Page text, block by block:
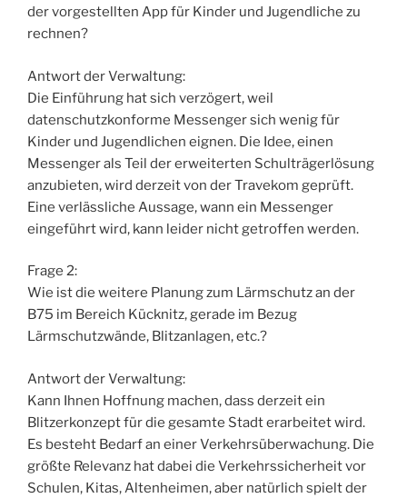
der vorgestellten App für Kinder und Jugendliche zu
rechnen?
Antwort der Verwaltung:
Die Einführung hat sich verzögert, weil
datenschutzkonforme Messenger sich wenig für
Kinder und Jugendlichen eignen. Die Idee, einen
Messenger als Teil der erweiterten Schulträgerlösung
anzubieten, wird derzeit von der Travekom geprüft.
Eine verlässliche Aussage, wann ein Messenger
eingeführt wird, kann leider nicht getroffen werden.
Frage 2:
Wie ist die weitere Planung zum Lärmschutz an der
B75 im Bereich Kücknitz, gerade im Bezug
Lärmschutzwände, Blitzanlagen, etc.?
Antwort der Verwaltung:
Kann Ihnen Hoffnung machen, dass derzeit ein
Blitzerkonzept für die gesamte Stadt erarbeitet wird.
Es besteht Bedarf an einer Verkehrsüberwachung. Die
größte Relevanz hat dabei die Verkehrssicherheit vor
Schulen, Kitas, Altenheimen, aber natürlich spielt der